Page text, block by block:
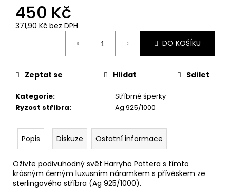
450 Kč
371,90 Kč bez DPH
DO KOŠÍKU
Kategorie:
Stříbrné šperky
Ryzost stříbra: Ag 925/1000
Zeptat se Hlídat Sdílet
Popis Diskuze Ostatní informace
Oživte podivuhodný svět Harryho Pottera s tímto
krásným černým luxusním náramkem s přívěskem ze
sterlingového stříbra (Ag 925/1000).
u
č
e
m
MANDRAGORA,
INTERAKTIVNÍ
PLYŠÁK,
HARRY
POTTER
849
Kč